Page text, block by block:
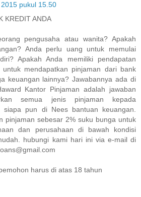
pukul 15.50
KREDIT ANDA
pengusaha atau wanita? Apakah
Anda perlu uang untuk memulai
Apakah Anda memiliki pendapatan
mendapatkan pinjaman dari bank
keuangan lainnya? Jawabannya ada di
Kantor Pinjaman adalah jawaban
semua jenis pinjaman kepada
siapa pun di Nees bantuan keuangan.
pinjaman sebesar 2% suku bunga untuk
dan perusahaan di bawah kondisi
hubungi kami hari ini via e-mail di
harus di atas 18 tahun